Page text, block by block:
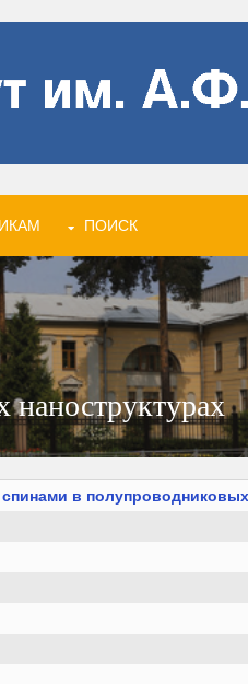
ПОИСК
в полупроводниковых